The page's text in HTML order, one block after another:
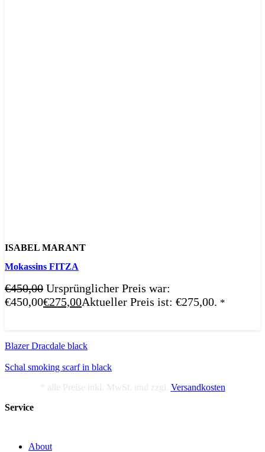
ISABEL MARANT
Mokassins FITZA
€450,00 Ursprünglicher Preis war:
€450,00€275,00Aktueller Preis ist: €275,00. *
Blazer Dracdale black
Schal smoking scarf in black
* alle Preise inkl. MwSt. und zzgl. Versandkosten
Service
About